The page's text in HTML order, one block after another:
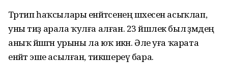
Тәртип һаҡсылары енәйәтсенең шәхесен асыҡлап,
уны тиҙ арала ҡулға алған. 23 йәшлек был әҙәмдең
аныҡ йәшәгән урыны ла юҡ икән. Әле уға ҡарата
енәйәт эше асылған, тикшереү бара.